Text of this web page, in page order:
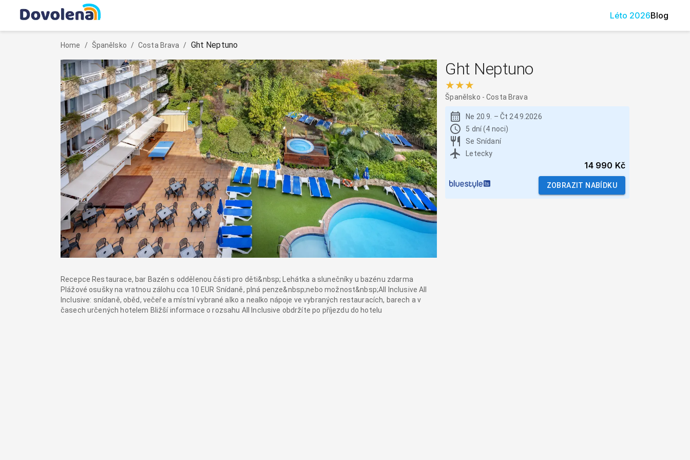
Léto 2026Blog
Home / Španělsko / Costa Brava / Ght Neptuno
Recepce Restaurace, bar Bazén s oddělenou části pro děti&nbsp; Lehátka a slunečníky u bazénu zdarma
Plážové osušky na vratnou zálohu cca 10 EUR Snídaně, plná penze&nbsp;nebo možnost&nbsp;All Inclusive All
Inclusive: snídaně, oběd, večeře a místní vybrané alko a nealko nápoje ve vybraných restauracích, barech a v
časech určených hotelem Bližší informace o rozsahu All Inclusive obdržíte po příjezdu do hotelu
Ght Neptuno
★★★
Španělsko -Costa Brava
Ne 20.9. – Čt 24.9.2026
5 dní (4 noci)
Se Snídaní
Letecky
14 990 Kč
ZOBRAZIT NABÍDKU